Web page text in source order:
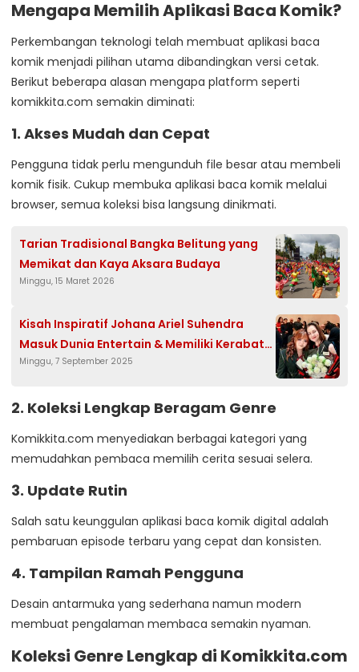
Mengapa Memilih Aplikasi Baca Komik?
Perkembangan teknologi telah membuat aplikasi baca
komik menjadi pilihan utama dibandingkan versi cetak.
Berikut beberapa alasan mengapa platform seperti
komikkita.com semakin diminati:
1. Akses Mudah dan Cepat
Pengguna tidak perlu mengunduh file besar atau membeli
komik fisik. Cukup membuka aplikasi baca komik melalui
browser, semua koleksi bisa langsung dinikmati.
Tarian Tradisional Bangka Belitung yang
Memikat dan Kaya Aksara Budaya
Minggu, 15 Maret 2026
Kisah Inspiratif Johana Ariel Suhendra
Masuk Dunia Entertain & Memiliki Kerabat
Artis yang sangat Baik
Minggu, 7 September 2025
2. Koleksi Lengkap Beragam Genre
Komikkita.com menyediakan berbagai kategori yang
memudahkan pembaca memilih cerita sesuai selera.
3. Update Rutin
Salah satu keunggulan aplikasi baca komik digital adalah
pembaruan episode terbaru yang cepat dan konsisten.
4. Tampilan Ramah Pengguna
Desain antarmuka yang sederhana namun modern
membuat pengalaman membaca semakin nyaman.
Koleksi Genre Lengkap di Komikkita.com